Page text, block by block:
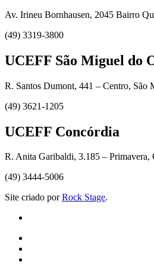
Av. Irineu Bornhausen, 2045 Bairro
(49) 3319-3800
UCEFF São Miguel do
R. Santos Dumont, 441 – Centro, São
(49) 3621-1205
UCEFF Concórdia
R. Anita Garibaldi, 3.185 – Primavera,
(49) 3444-5006
Site criado porRock Stage.